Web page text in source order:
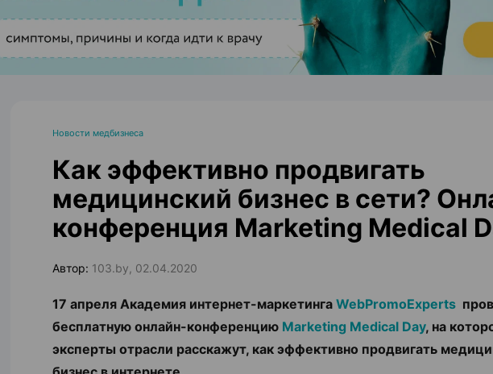
Новости медбизнеса
Как эффективно продвигать
медицинский бизнес в сети?
конференция Marketing Medical
Автор: 103.by, 02.04.2020
17 апреля Академия интернет-маркетинга WebPromoExperts
бесплатную онлайн-конференцию Marketing Medical Day, на
эксперты отрасли расскажут, как эффективно продвигать